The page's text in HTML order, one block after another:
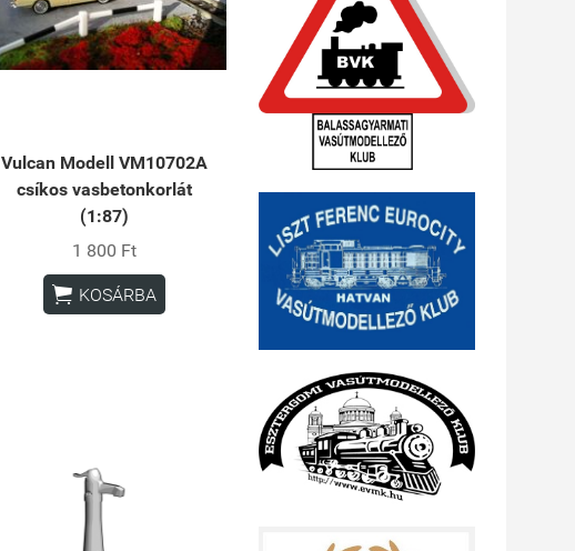
Vulcan Modell VM10702A
csíkos vasbetonkorlát
(1:87)
1 800 Ft
 KOSÁRBA